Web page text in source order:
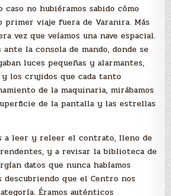
no hubiéramos sabido cómo
primer viaje fuera de Varanira. Más
vez que veíamos una nave espacial.
ante la consola de mando, donde se
luces pequeñas y alarmantes,
los crujidos que cada tanto
de la maquinaria, mirábamos
de la pantalla y las estrellas
a leer y releer el contrato, lleno de
y a revisar la biblioteca de
datos que nunca habíamos
descubriendo que el Centro nos
Éramos auténticos